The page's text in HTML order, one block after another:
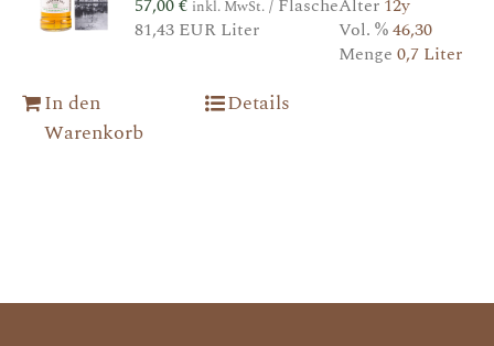
inkl. MwSt.
81,43 EUR Liter
Vol. %46,30
Menge 0,7 Liter
In den
Warenkorb
Details